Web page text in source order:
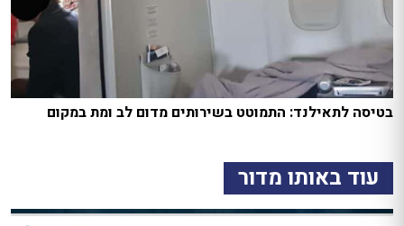
בטיסה לתאילנד: התמוטט בשירותים מדום לב ומת במקום
עוד באותו מדור